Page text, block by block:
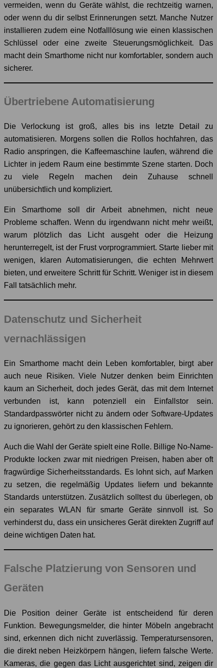
vermeiden, wenn du Geräte wählst, die rechtzeitig warnen,
oder wenn du dir selbst Erinnerungen setzt. Manche Nutzer
installieren zudem eine Notfalllösung wie einen klassischen
Schlüssel oder eine zweite Steuerungsmöglichkeit. Das
macht dein Smarthome nicht nur komfortabler, sondern auch
sicherer.
Übertriebene Automatisierung
Die Verlockung ist groß, alles bis ins letzte Detail zu
automatisieren. Morgens sollen die Rollos hochfahren, das
Radio anspringen, die Kaffeemaschine laufen, während die
Lichter in jedem Raum eine bestimmte Szene starten. Doch
zu viele Regeln machen dein Zuhause schnell
unübersichtlich und kompliziert.
Ein Smarthome soll dir Arbeit abnehmen, nicht neue
Probleme schaffen. Wenn du irgendwann nicht mehr weißt,
warum plötzlich das Licht ausgeht oder die Heizung
herunterregelt, ist der Frust vorprogrammiert. Starte lieber mit
wenigen, klaren Automatisierungen, die echten Mehrwert
bieten, und erweitere Schritt für Schritt. Weniger ist in diesem
Fall tatsächlich mehr.
Datenschutz und Sicherheit
vernachlässigen
Ein Smarthome macht dein Leben komfortabler, birgt aber
auch neue Risiken. Viele Nutzer denken beim Einrichten
kaum an Sicherheit, doch jedes Gerät, das mit dem Internet
verbunden ist, kann potenziell ein Einfallstor sein.
Standardpasswörter nicht zu ändern oder Software-Updates
zu ignorieren, gehört zu den klassischen Fehlern.
Auch die Wahl der Geräte spielt eine Rolle. Billige No-Name-
Produkte locken zwar mit niedrigen Preisen, haben aber oft
fragwürdige Sicherheitsstandards. Es lohnt sich, auf Marken
zu setzen, die regelmäßig Updates liefern und bekannte
Standards unterstützen. Zusätzlich solltest du überlegen, ob
ein separates WLAN für smarte Geräte sinnvoll ist. So
verhinderst du, dass ein unsicheres Gerät direkten Zugriff auf
deine wichtigen Daten hat.
Falsche Platzierung von Sensoren und
Geräten
Die Position deiner Geräte ist entscheidend für deren
Funktion. Bewegungsmelder, die hinter Möbeln angebracht
sind, erkennen dich nicht zuverlässig. Temperatursensoren,
die direkt neben Heizkörpern hängen, liefern falsche Werte.
Kameras, die gegen das Licht ausgerichtet sind, zeigen dir